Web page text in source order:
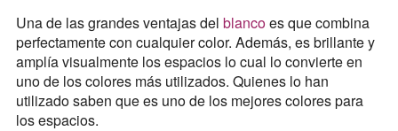
Una de las grandes ventajas del blancoes que combina
perfectamente con cualquier color. Además, es brillante y
amplía visualmente los espacios lo cual lo convierte en
uno de los colores más utilizados. Quienes lo han
utilizado saben que es uno de los mejores colores para
los espacios.